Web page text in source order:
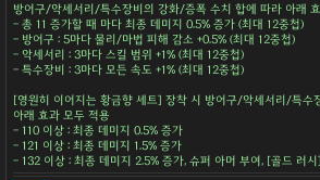
방어구/악세서리/특수장비의 강화/증폭 수치 합에 따라 아래
- 총 11 증가할 때 마다 최종 데미지 0.5% 증가 (최대 12중첩)
- 방어구 : 5마다 물리/마법 피해 감소 +0.5% (최대 12중첩)
- 악세서리 : 3마다 스킬 범위 +1% (최대 12중첩)
- 특수장비 : 3마다 모든 속도 +1% (최대 12중첩)
[영원히 이어지는 황금향 세트] 장착 시 방어구/악세서리/특수
아래 효과 모두 적용
- 110 이상 : 최종 데미지 0.5% 증가
- 121 이상 : 최종 데미지 1.5% 증가
- 132 이상 : 최종 데미지 2.5% 증가, 슈퍼 아머 부여, [골드 러시